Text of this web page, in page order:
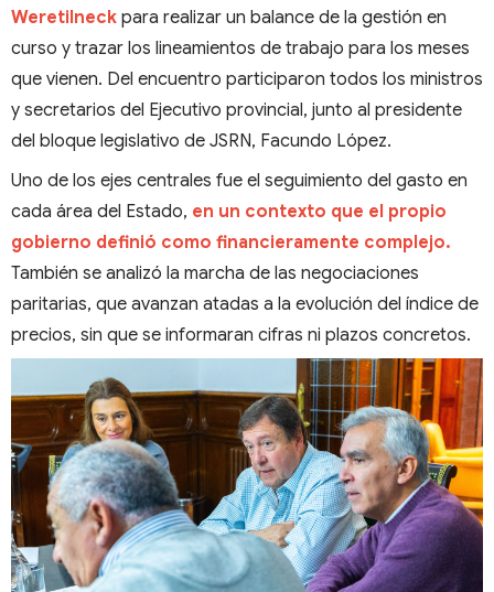
Weretilneck para realizar un balance de la gestión en
curso y trazar los lineamientos de trabajo para los meses
que vienen. Del encuentro participaron todos los ministros
y secretarios del Ejecutivo provincial, junto al presidente
del bloque legislativo de JSRN, Facundo López.
Uno de los ejes centrales fue el seguimiento del gasto en
cada área del Estado, en un contexto que el propio
gobierno definió como financieramente complejo.
También se analizó la marcha de las negociaciones
paritarias, que avanzan atadas a la evolución del índice de
precios, sin que se informaran cifras ni plazos concretos.